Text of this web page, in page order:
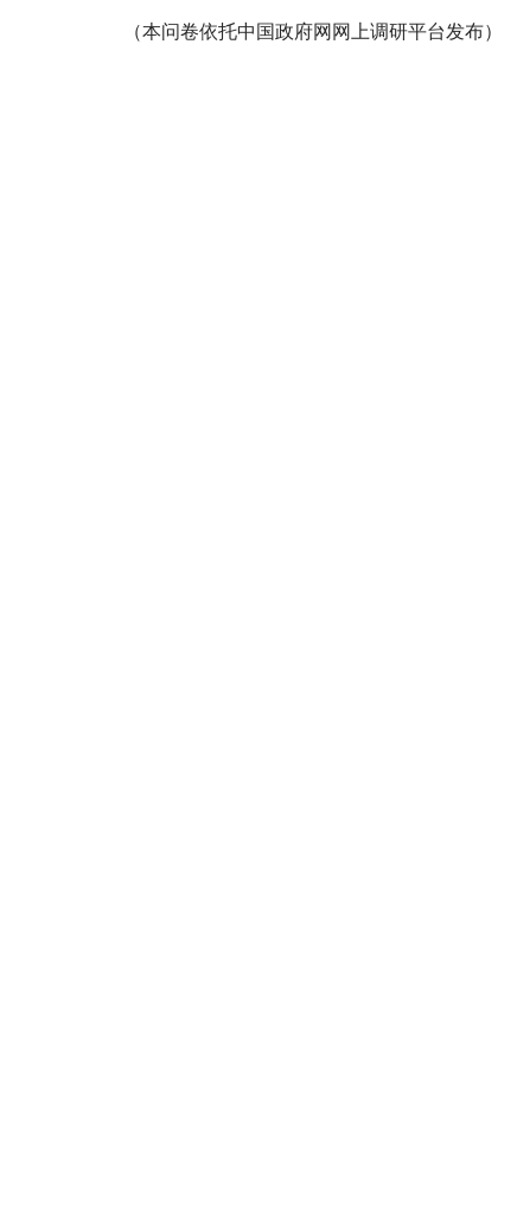
（本问卷依托中国政府网网上调研平台发布）